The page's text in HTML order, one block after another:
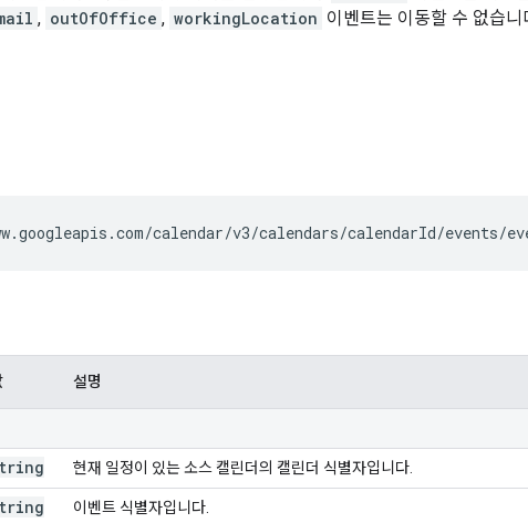
, outOfOffice , workingLocation 이벤트는 이동할 수 없습니
calendar/v3/calendars/calendarId/events/
설명
현재 일정이 있는 소스 캘린더의 캘린더 식별자입니다.
이벤트 식별자입니다.